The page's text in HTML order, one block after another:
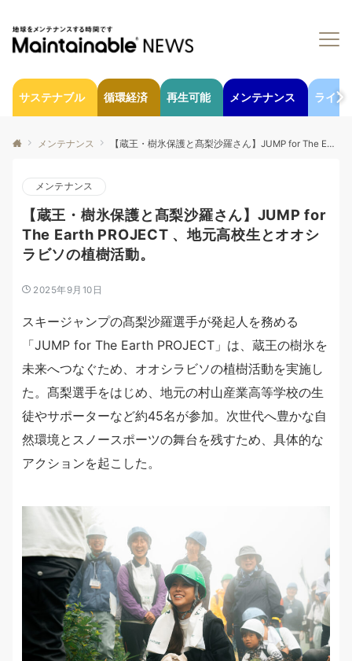
サステナブル 循環経済 再生可能 メンテナンス ライフ
メンテナンス 【蔵王・樹氷保護と髙梨沙羅さん】JUMP for The Earth PROJECT 、地元高校生とオオシラビソの植樹活動。
メンテナンス
【蔵王・樹氷保護と髙梨沙羅さん】JUMP for
The Earth PROJECT 、地元高校生とオオシ
ラビソの植樹活動。
2025年9月10日
スキージャンプの髙梨沙羅選手が発起人を務める
「JUMP for The Earth PROJECT」は、蔵王の樹氷を
未来へつなぐため、オオシラビソの植樹活動を実施し
た。髙梨選手をはじめ、地元の村山産業高等学校の生
徒やサポーターなど約45名が参加。次世代へ豊かな自
然環境とスノースポーツの舞台を残すため、具体的な
アクションを起こした。